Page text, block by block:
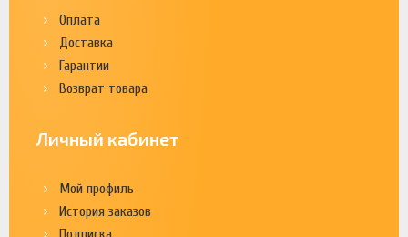
Оплата
Доставка
Гарантии
Возврат товара
Личный кабинет
Мой профиль
История заказов